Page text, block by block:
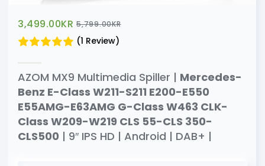
3,499.00KR 5,799.00KR
(1 Review)
AZOM MX9 Multimedia Spiller | Mercedes-
Benz E-Class W211-S211 E200-E550
E55AMG-E63AMG G-Class W463 CLK-
Class W209-W219 CLS 55-CLS 350-
CLS500 | 9″ IPS HD | Android | DAB+ |